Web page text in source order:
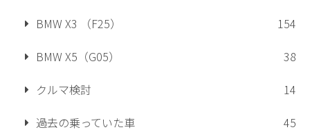
BMW X3 （F25）
154
BMW X5（G05）
38
クルマ検討
14
過去の乗っていた車
45